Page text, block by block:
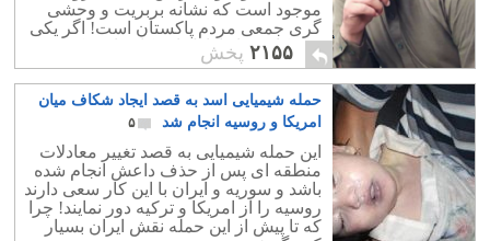
موجود است که نشانه بربریت و وحشی
گری جمعی مردم پاکستان است! اگر یکی
دو بیکاره و از اراذل این کار را مرتکب شده
بودند شاید می شد گفت که : همه اینطور
نیستند، اما این ویدئوی جنایت جمعی بمانند
ویدئوی کشتار دختر کابلی در شب عید دو
سال پیش ثابت می کند که جهان با یک
وحشی گری همه گیر از مسلمانان گرامی
و اسلام "عزیز" مواجه است!
۲۱۵۵ پخش
حمله شیمیایی اسد به قصد ایجاد شکاف میان
امریکا و روسیه انجام شد
۵
این حمله شیمیایی به قصد تغییر معادلات
منطقه ای پس از حذف داعش انجام شده
باشد و سوریه و ایران با این کار سعی دارند
روسیه را از امریکا و ترکیه دور نمایند! چرا
که تا پیش از این حمله نقش ایران بسیار